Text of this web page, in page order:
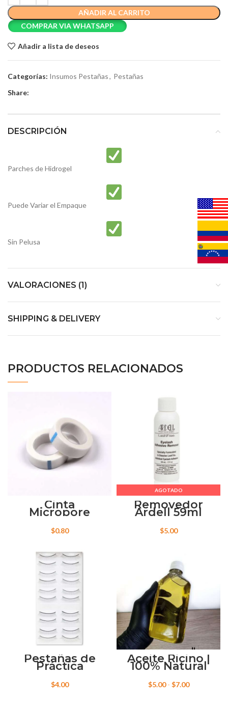
AÑADIR AL CARRITO
COMPRAR VIA WHATSAPP
Añadir a lista de deseos
Categorías: Insumos Pestañas, Pestañas
Share:
DESCRIPCIÓN
Parches de Hidrogel
Puede Variar el Empaque
Sin Pelusa
VALORACIONES (1)
SHIPPING & DELIVERY
PRODUCTOS RELACIONADOS
Cinta
Micropore
$0.80
AGOTADO
Removedor
Ardell 59ml
$5.00
Pestañas de
Práctica
$4.00
Aceite Ricino |
100% Natural
$5.00 - $7.00Rango